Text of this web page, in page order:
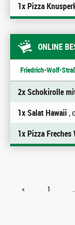
1x Pizza
ONLINE
Friedrich-Wolf-
2x Schokirolle
1x Salat Hawaii ,
1x Pizza Freches
« 1